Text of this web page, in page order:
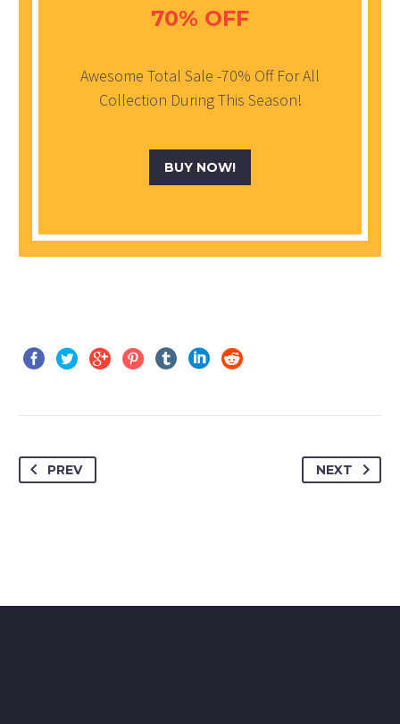
70% OFF
Awesome Total Sale -70% Off For All
Collection During This Season!
BUY NOW!
PREV NEXT